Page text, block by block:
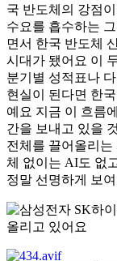
국 반도체의 강점
수요를 흡수하는
면서 한국 반도체
시대가 됐어요 이
분기별 성적표나
현실이 된다면 한
예요 지금 이 흐름
간을 보내고 있을
전체를 끌어올리
체 없이는 AI도 없
정말 선명하게 보